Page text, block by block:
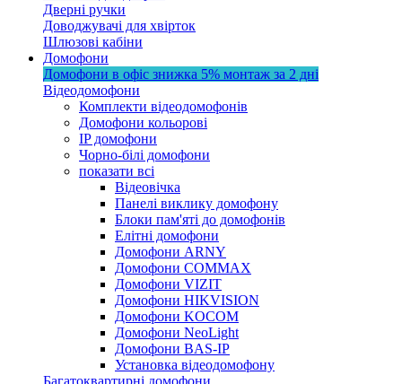
Дверні ручки
Доводжувачі для хвірток
Шлюзові кабіни
Домофони
Домофони в офіс знижка 5% монтаж за 2 дні
Відеодомофони
Комплекти відеодомофонів
Домофони кольорові
IP домофони
Чорно-білі домофони
показати всі
Відеовічка
Панелі виклику домофону
Блоки пам'яті до домофонів
Елітні домофони
Домофони ARNY
Домофони COMMAX
Домофони VIZIT
Домофони HIKVISION
Домофони KOCOM
Домофони NeoLight
Домофони BAS-IP
Установка відеодомофону
Багатоквартирні домофони